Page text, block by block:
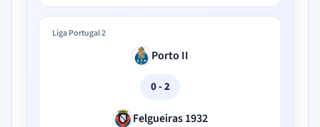
Liga Portugal 2
Porto II
0 - 2
Felgueiras 1932